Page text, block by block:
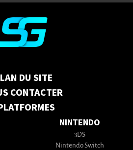
DU SITE
CONTACTER
NINTENDO
3DS
Nintendo Switch